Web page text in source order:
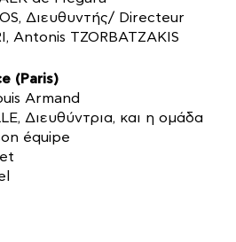
Διευθυντής/ Directeur
Antonis TZORBATZAKIS
(Paris)
Armand
Διευθύντρια, και η ομάδα
équipe